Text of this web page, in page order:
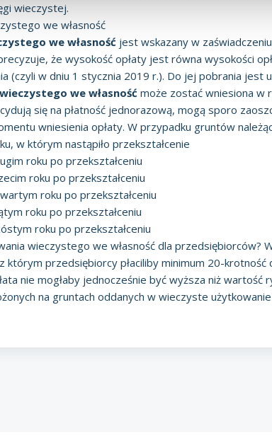
wieczystej.
we własność
we własność jest wskazany w
że wysokość opłaty jest równa wysokości
(czyli w dniu 1 stycznia 2019 r.). Do jej pobrania jest
we własność może zostać wniesiona w
się na płatność jednorazową, mogą sporo
wniesienia opłaty. W przypadku gruntów
w którym nastąpiło przekształcenie
roku po przekształceniu
roku po przekształceniu
roku po przekształceniu
roku po przekształceniu
roku po przekształceniu
wieczystego we własność dla przedsiębiorców?
którym przedsiębiorcy płaciliby minimum 20-
nie mogłaby jednocześnie być wyższa niż
na gruntach oddanych w wieczyste